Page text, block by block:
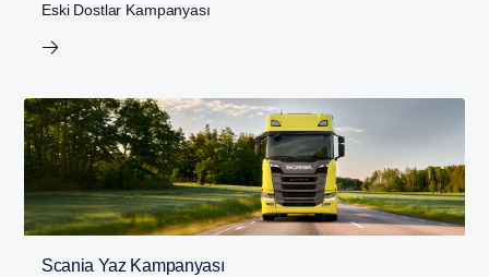
Eski Dostlar Kampanyası
Scania Yaz Kampanyası